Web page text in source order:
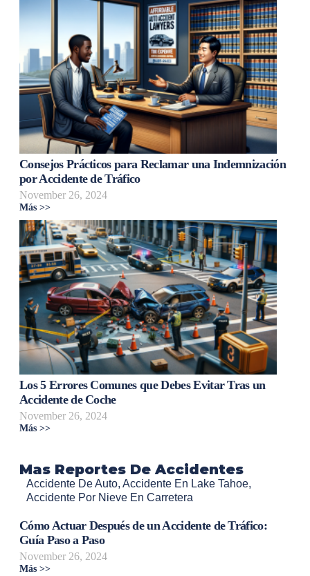
Consejos Prácticos para Reclamar una Indemnización
por Accidente de Tráfico
November 26, 2024
Más >>
Los 5 Errores Comunes que Debes Evitar Tras un
Accidente de Coche
November 26, 2024
Más >>
Mas Reportes De Accidentes
Accidente De Auto, Accidente En Lake Tahoe,
Accidente Por Nieve En Carretera
Cómo Actuar Después de un Accidente de Tráfico:
Guía Paso a Paso
November 26, 2024
Más >>